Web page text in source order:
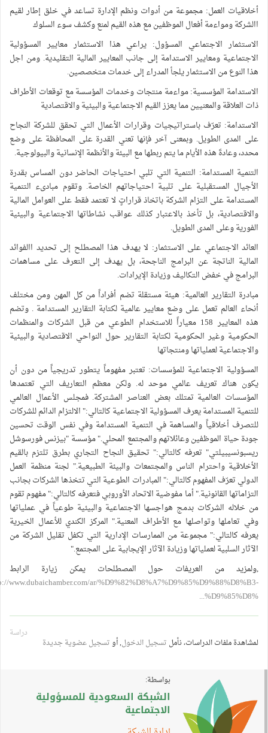
العمل: مجموعة من أدوات ونظم الإدارة تساعد في خلق إطار لقيم
ومواءمة أفعال الموظفين مع هذه القيم لمنع وكشف سوء السلوك
الاجتماعي المسؤول: يراعي هذا الاستثمار معايير المسؤولية
ومعايير الاستدامة إلى جانب المعايير المالية التقليدية. ومن اجل
النوع من الاستثمار يلجأ المدراء إلى خدمات متخصصين.
المؤسسية: مواءمة منتجات وخدمات المؤسسة مع توقعات الأطراف
العلاقة والمعنيين مما يعزز القيم الاجتماعية والبيئية والاقتصادية
تعرّف باستراتيجيات وقرارات الأعمال التي تحقق للشركة النجاح
المدى الطويل. وبمعنى آخر فإنها تعني القدرة على المحافظة على وضع
وعادةَ هذه الأيام ما يتم ربطها مع البيئة والأنظمة الإنسانية والبيولوجية.
المستدامة: التنمية التي تلبي احتياجات الحاضر دون المساس بقدرة
المستقبلية على تلبية احتياجاتهم الخاصة. وتقوم مبادىء التنمية
على التزام الشركة باتخاذ قراراتٍ لا تعتمد فقط على العوامل المالية
بل تأخذ بالاعتبار كذلك عواقب نشاطاتها الاجتماعية والبيئية
وعلى المدى الطويل.
الاجتماعي على الاستثمار: لا يهدف هذا المصطلح إلى تحديد االفوائد
الناتجة عن البرامج الناجحة، بل يهدف إلى التعرف على مساهمات
في خفض التكاليف وزيادة الإيرادات.
التقارير العالمية: هيئة مستقلة تضم أفراداً من كل المهن ومن مختلف
العالم تعمل على وضع معايير عالمية لكتابة التقارير المستدامة . وتضم
هذه المعايير 158 معياراً للاستخدام الطوعي من قبل الشركات والمنظمات
وغير الحكومية لكتابة التقارير حول النواحي الاقتصادية والبيئية
لعملياتها ومنتجاتها
الاجتماعية للمؤسسات: تعتبر مفهوماً يتطور تدريجياً من دون أن
هناك تعريف عالمي موحد له. ولكن معظم التعاريف التي تعتمدها
العالمية تمتلك بعض العناصر المشتركة. فمجلس الأعمال العالمي
المستدامة يعرف المسؤولية الاجتماعية كالتالي:" الالتزام الدائم للشركات
أخلاقياً والمساهمة في التنمية المستدامة وفي نفس الوقت تحسين
حياة الموظفين وعائلاتهم والمجتمع المحلي." مؤسسة "بيزنس فورسوشل
تعرفه كالتالي:" تحقيق النجاح التجاري بطرق تلتزم بالقيم
واحترام الناس والمجتمعات والبيئة الطبيعية." لجنة منظمة العمل
تعرّف المفهوم كالتالي:" المبادرات الطوعية التي تتخذها الشركات بجانب
القانونية." أما مفوضية الاتحاد الأوروبي فتعرفه كالتالي:" مفهوم تقوم
خلاله الشركات بدمج هواجسها الاجتماعية والبيئية طوعياً في عملياتها
تعاملها وتواصلها مع الأطراف المعنية." المركز الكندي للأعمال الخيرية
كالتالي:" مجموعة من الممارسات الإدارية التي تكفل تقليل الشركة من
السلبية لعملياتها وزيادة الآثار الإيجابية على المجتمع."
من العريفات حول المصطلحات يمكن زيارة الرابط
http://www.dubaichamber.com/ar/
دراسة
ملفات الدراسات، نأملتسجيل الدخول, أوتسجيل عضوية جديدة
بواسطة:
الشبكة السعودية للمسؤولية
الاجتماعية